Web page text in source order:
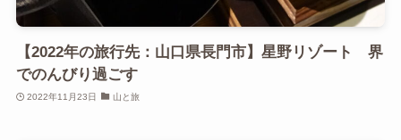
【2022年の旅行先：山口県長門市】星野リゾート 界
でのんびり過ごす
2022年11月23日 山と旅